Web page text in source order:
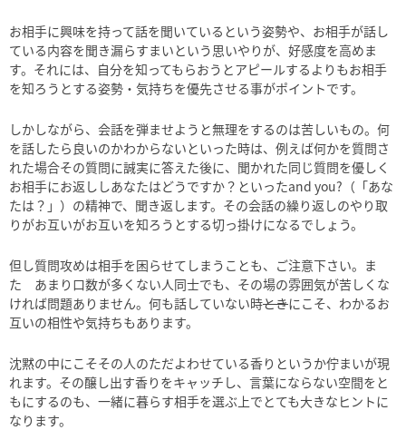
お相手に興味を持って話を聞いているという姿勢や、お相手が話し
ている内容を聞き漏らすまいという思いやりが、好感度を高めま
す。それには、自分を知ってもらおうとアピールするよりもお相手
を知ろうとする姿勢・気持ちを優先させる事がポイントです。
しかしながら、会話を弾ませようと無理をするのは苦しいもの。何
を話したら良いのかわからないといった時は、例えば何かを質問さ
れた場合その質問に誠実に答えた後に、聞かれた同じ質問を優しく
お相手にお返ししあなたはどうですか？といったand you?（「あな
たは？」）の精神で、聞き返します。その会話の繰り返しのやり取
りがお互いがお互いを知ろうとする切っ掛けになるでしょう。
但し質問攻めは相手を困らせてしまうことも、ご注意下さい。ま
た あまり口数が多くない人同士でも、その場の雰囲気が苦しくな
ければ問題ありません。何も話していない時ときにこそ、わかるお
互いの相性や気持ちもあります。
沈黙の中にこそその人のただよわせている香りというか佇まいが現
れます。その醸し出す香りをキャッチし、言葉にならない空間をと
もにするのも、一緒に暮らす相手を選ぶ上でとても大きなヒントに
なります。